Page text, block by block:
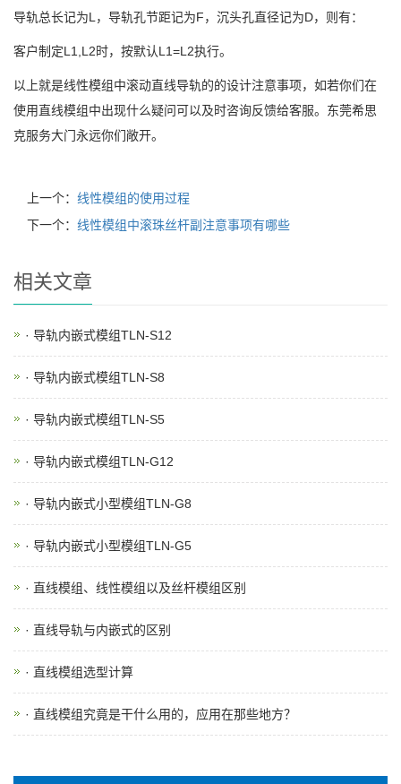
导轨总长记为L，导轨孔节距记为F，沉头孔直径记为D，则有：
客户制定L1,L2时，按默认L1=L2执行。
以上就是线性模组中滚动直线导轨的的设计注意事项，如若你们在
使用直线模组中出现什么疑问可以及时咨询反馈给客服。东莞希思
克服务大门永远你们敞开。
上一个： 线性模组的使用过程
下一个： 线性模组中滚珠丝杆副注意事项有哪些
相关文章
· 导轨内嵌式模组TLN-S12
· 导轨内嵌式模组TLN-S8
· 导轨内嵌式模组TLN-S5
· 导轨内嵌式模组TLN-G12
· 导轨内嵌式小型模组TLN-G8
· 导轨内嵌式小型模组TLN-G5
· 直线模组、线性模组以及丝杆模组区别
· 直线导轨与内嵌式的区别
· 直线模组选型计算
· 直线模组究竟是干什么用的，应用在那些地方？